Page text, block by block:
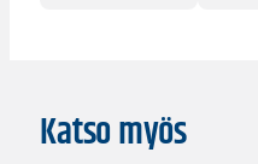
Katso myös